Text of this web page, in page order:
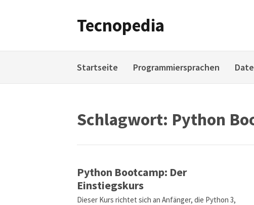
Tecnopedia
Startseite Programmiersprachen
Schlagwort: Python
Python Bootcamp: Der
Einstiegskurs
Dieser Kurs richtet sich an Anfänger, die Python 3,